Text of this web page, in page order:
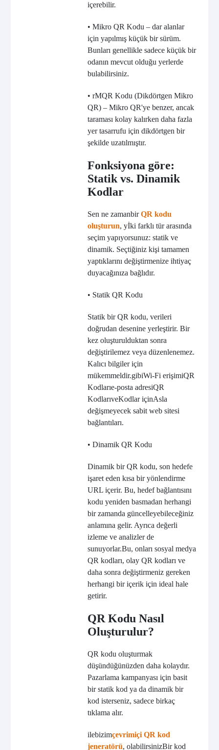
içerebilir.
• Mikro QR Kodu – dar alanlar
için yapılmış küçük bir sürüm.
Bunları genellikle sadece küçük bir
odanın mevcut olduğu yerlerde
bulabilirsiniz.
• rMQR Kodu (Dikdörtgen Mikro
QR) – Mikro QR'ye benzer, ancak
taraması kolay kalırken daha fazla
yer tasarrufu için dikdörtgen bir
şekilde uzatılmıştır.
Fonksiyona göre:
Statik vs. Dinamik
Kodlar
Sen ne zamanbirQR kodu
oluşturun, yİki farklı tür arasında
seçim yapıyorsunuz: statik ve
dinamik. Seçtiğiniz kişi tamamen
yaptıklarını değiştirmenize ihtiyaç
duyacağınıza bağlıdır.
• Statik QR Kodu
Statik bir QR kodu, verileri
doğrudan desenine yerleştirir. Bir
kez oluşturulduktan sonra
değiştirilemez veya düzenlenemez.
Kalıcı bilgiler için
mükemmeldir.gibiWi-Fi erişimiQR
Kodlarıe-posta adresiQR
KodlarıveKodlar içinAsla
değişmeyecek sabit web sitesi
bağlantıları.
• Dinamik QR Kodu
Dinamik bir QR kodu, son hedefe
işaret eden kısa bir yönlendirme
URL içerir. Bu, hedef bağlantısını
kodu yeniden basmadan herhangi
bir zamanda güncelleyebileceğiniz
anlamına gelir. Ayrıca değerli
izleme ve analizler de
sunuyorlar.Bu, onları sosyal medya
QR kodları, olay QR kodları ve
daha sonra değiştirmeniz gereken
herhangi bir içerik için ideal hale
getirir.
QR Kodu Nasıl
Oluşturulur?
QR kodu oluşturmak
düşündüğünüzden daha kolaydır.
Pazarlama kampanyası için basit
bir statik kod ya da dinamik bir
kod isterseniz, sadece birkaç
tıklama alır.
ilebizimçevrimiçi QR kod
jeneratörü, olabilirsinizBir kod